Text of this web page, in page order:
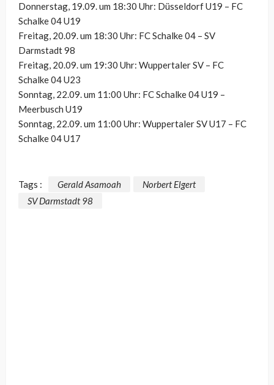
Donnerstag, 19.09. um 18:30 Uhr: Düsseldorf U19 – FC
Schalke 04 U19
Freitag, 20.09. um 18:30 Uhr: FC Schalke 04 – SV
Darmstadt 98
Freitag, 20.09. um 19:30 Uhr: Wuppertaler SV – FC
Schalke 04 U23
Sonntag, 22.09. um 11:00 Uhr: FC Schalke 04 U19 –
Meerbusch U19
Sonntag, 22.09. um 11:00 Uhr: Wuppertaler SV U17 – FC
Schalke 04 U17
Tags : Gerald Asamoah
Norbert Elgert
SV Darmstadt 98